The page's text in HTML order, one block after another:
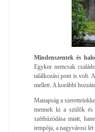
Mindenszentek és
Egykor nemcsak
találkozási pont is volt.
mellett. A korábbi
Manapság a
mennek ki a szülők és
széthúzódása miatt,
tempója, a nagyvárosi